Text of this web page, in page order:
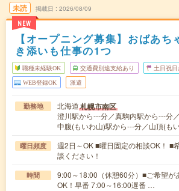
未読
NEW
掲載日 2026/08/09
【オープニング募集】おばあち
き添いも仕事の1つ
職種未経験OK 交通費別途支給あり 土日祝
WEB登録OK 派遣
勤務地 北海道札幌市南区
澄川駅から---分／真駒内駅から---分
中腹(もいわ山)駅から---分／山頂(も
曜日頻度
週2日～OK ■曜日固定の相談OK！ ■
談ください！
時間
9:00～18:00（休憩60分）■ご希望が
OK！早番 7:00～16:00遅番 …